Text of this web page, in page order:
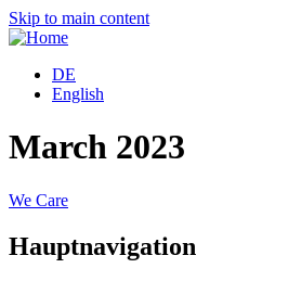
Skip to main content
DE
English
March 2023
We Care
Hauptnavigation